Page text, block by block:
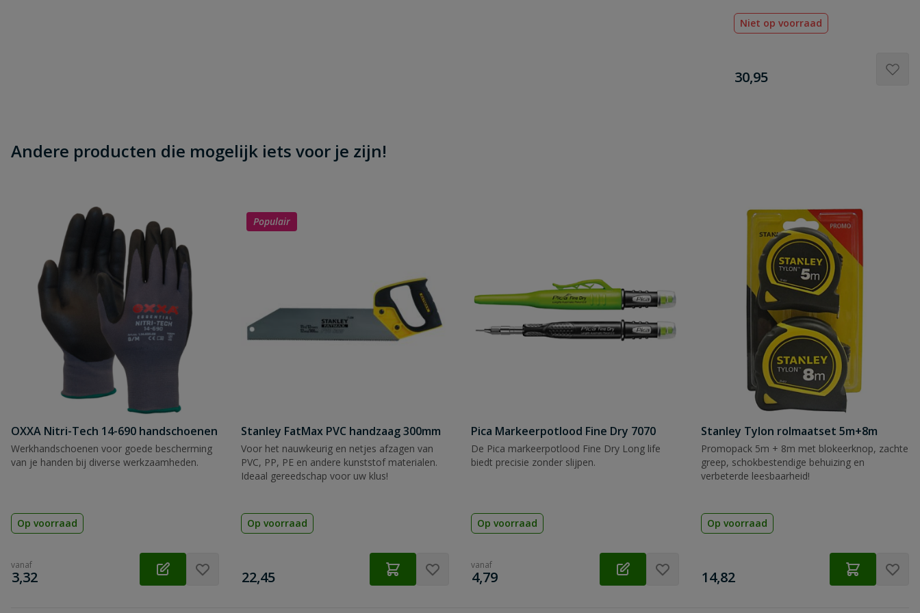
Niet op voorraad
€
30,95
Andere producten die mogelijk iets voor je zijn!
OXXA Nitri-Tech 14-690 handschoenen
Werkhandschoenen voor goede bescherming
van je handen bij diverse werkzaamheden.
Op voorraad
vanaf
€
3,32
Populair
Stanley FatMax PVC handzaag 300mm
Voor het nauwkeurig en netjes afzagen van
PVC, PP, PE en andere kunststof materialen.
Ideaal gereedschap voor uw klus!
Op voorraad
€
22,45
Pica Markeerpotlood Fine Dry 7070
De Pica markeerpotlood Fine Dry Long life
biedt precisie zonder slijpen.
Op voorraad
vanaf
€
4,79
Stanley Tylon rolmaatset 5m+8m
Promopack 5m + 8m met blokeerknop, zachte
greep, schokbestendige behuizing en
verbeterde leesbaarheid!
Op voorraad
€
14,82